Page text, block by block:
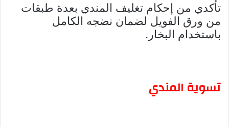
تأكدي من إحكام تغليف المندي بعدة طبقات
من ورق الفويل لضمان نضجه الكامل
باستخدام البخار.
تسوية المندي